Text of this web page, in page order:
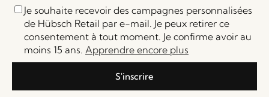
Je souhaite recevoir des campagnes personnalisées
de Hübsch Retail par e-mail. Je peux retirer ce
consentement à tout moment. Je confirme avoir au
moins 15 ans. Apprendre encore plus
S'inscrire